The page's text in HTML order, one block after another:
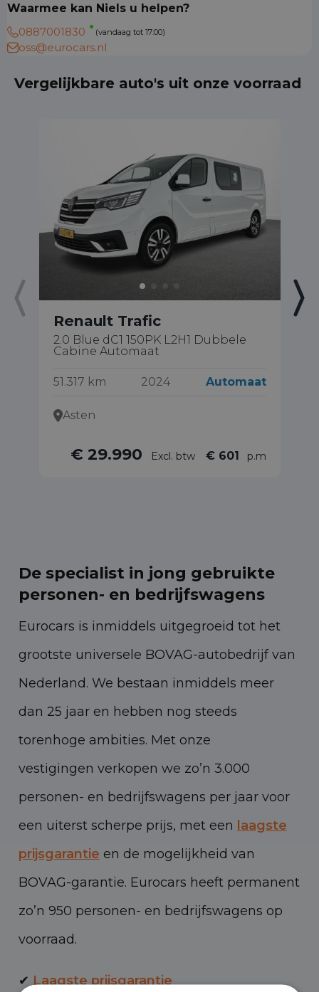
Waarmee kan Niels u helpen?
0887001830
(vandaag tot 17:00)
oss@eurocars.nl
Vergelijkbare auto's uit onze voorraad
Renault Trafic
2.0 Blue dC1 150PK L2H1 Dubbele
Cabine Automaat
51.317 km 2024 Automaat
Asten
€ 29.990 Excl. btw € 601 p.m
De specialist in jong gebruikte
personen- en bedrijfswagens
Eurocars is inmiddels uitgegroeid tot het
grootste universele BOVAG-autobedrijf van
Nederland. We bestaan inmiddels meer
dan 25 jaar en hebben nog steeds
torenhoge ambities. Met onze
vestigingen verkopen we zo’n 3.000
personen- en bedrijfswagens per jaar voor
een uiterst scherpe prijs, met een laagste
prijsgarantie en de mogelijkheid van
BOVAG-garantie. Eurocars heeft permanent
zo’n 950 personen- en bedrijfswagens op
voorraad.
✔ Laagste prijsgarantie